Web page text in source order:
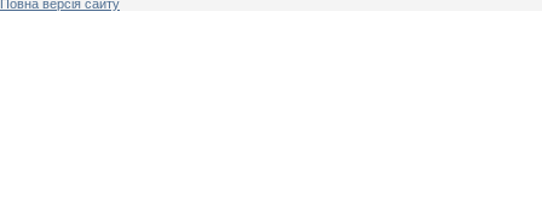
Повна версія сайту